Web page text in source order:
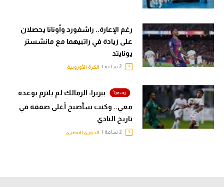
رغم الإعارة.. راشفورد وأونانا يحصلان
على زيادة في راتبيهما مع مانشستر
يونايتد
الكرة الأوروبية
بيزيرا: الزمالك لم يلتزم بوعده
معي.. وكنت سأصبح أغلى صفقة في
تاريخ النادي
الدوري المصري